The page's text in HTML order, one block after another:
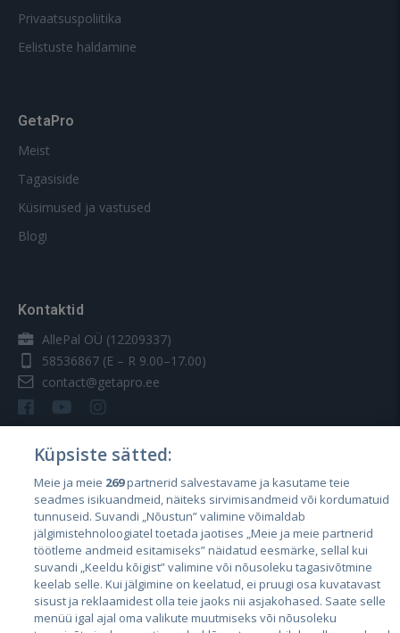
Privaatsuspoliitika
Eelistuste haldamine
GetaPro
Meist
Tagasiside
Küsimused ja vastused
Blogi
Kontaktid
AllePal OÜ (12209337)
58536867 (E – R 9.00–17.00)
contact@getapro.ee
Riigid
Eesti
Läti
Leedu
Küpsiste sätted:
Meie ja meie 269partnerid salvestavame ja kasutame teie
seadmes isikuandmeid, näiteks sirvimisandmeid või kordumatuid
tunnuseid. Suvandi „Nõustun” valimine võimaldab
jälgimistehnoloogiatel toetada jaotises „Meie ja meie partnerid
töötleme andmeid esitamiseks” näidatud eesmärke, sellal kui
suvandi „Keeldu kõigist” valimine või nõusoleku tagasivõtmine
keelab selle. Kui jälgimine on keelatud, ei pruugi osa kuvatavast
sisust ja reklaamidest olla teie jaoks nii asjakohased. Saate selle
menüü igal ajal oma valikute muutmiseks või nõusoleku